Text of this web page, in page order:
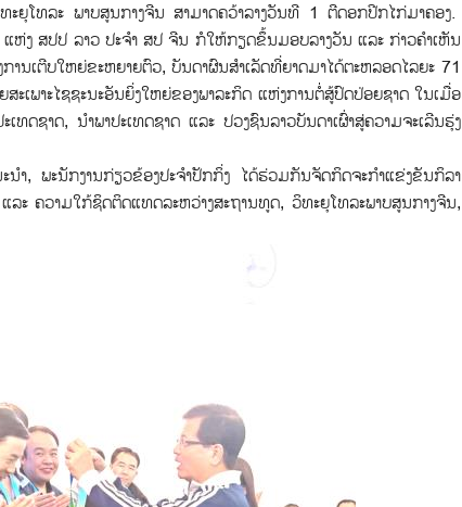
ຍຸໂທລະ ພາບສູນກາງຈີນ ສາມາດຄວ້າລາງວັນທີ 1 ຕີດອກປີກໄກ່ມາຄອງ.
ຫ່ງ ສປປ ລາວ ປະຈຳ ສປ ຈີນ ກໍໃຫ້ກຽດຂຶ້ນມອບລາງວັນ ແລະ ກ່າວຄໍາເຫັນ
ນເຕີບໃຫຍ່ຂະຫຍາຍຕົວ, ບັນດາຜົນສຳເລັດທີ່ຍາດມາໄດ້ຕະຫລອດໄລຍະ 71
ະເພາະໄຊຊະນະອັນຍິ່ງໃຫຍ່ຂອງພາລະກິດ ແຫ່ງການຕໍ່ສູ້ປົດປ່ອຍຊາດ ໃນເມື່ອ
ດຊາດ, ນໍາພາປະເທດຊາດ ແລະ ປວງຊົນລາວບັນດາເຜົ່າສູ່ຄວາມຈະເລີນຮຸ່ງ
ນໍາ, ພະນັກງານກ່ຽວຂ້ອງປະຈໍາປັກກິ່ງ ໄດ້ຮ່ວມກັນຈັດກິດຈະກໍາແຂ່ງຂັນກິລາ
ຄວາມໃກ້ຊິດຕິດແທດລະຫວ່າງສະຖານທູດ, ວິທະຍຸໂທລະພາບສູນກາງຈີນ,